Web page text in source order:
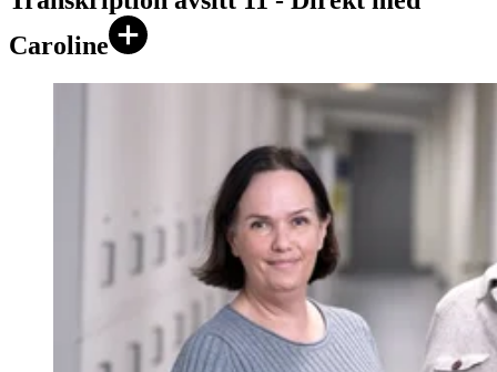
Caroline